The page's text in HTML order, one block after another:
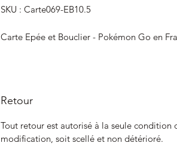
SKU : Carte069-EB10.5
Carte Epée et Bouclier - Pokémon Go en
Retour
Tout retour est autorisé à la seule
modification, soit scellé et non détérioré.